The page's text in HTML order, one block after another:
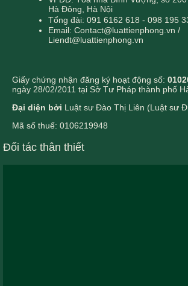
Hà Đông, Hà Nội
Tổng đài: 091 6162 618 - 098 195
Email: Contact@luattienphong.vn /
Liendt@luattienphong.vn
Giấy chứng nhận đăng ký hoạt động số:
ngày 28/02/2011 tại Sở Tư Pháp thành phố
Đại diện bởi Luật sư Đào Thị Liên (Luật sư
Mã số thuế: 0106219948
Đối tác thân thiết